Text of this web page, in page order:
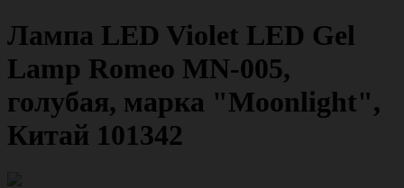
Лампа LED Violet LED Gel
Lamp Romeo MN-005,
голубая, марка "Moonlight",
Китай 101342